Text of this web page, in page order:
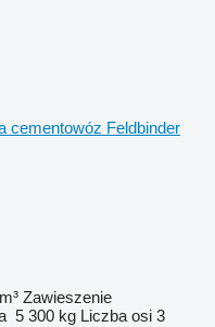
cementowóz Feldbinder
Zawieszenie
5 300 kg Liczba osi 3